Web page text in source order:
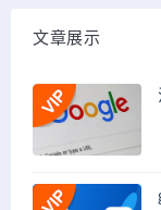
文章展示